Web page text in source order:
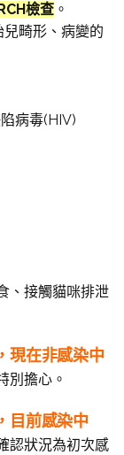
檢查 。
畸形、病變的
病毒(HIV)
、接觸貓咪排泄
現在非感染中
別擔心。
目前感染中
認狀況為初次感